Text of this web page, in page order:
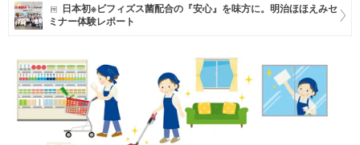
美容・ファッション
お仕事
住まい
マネー
日本初※ビフィズス菌配合の『安心』を味方に。明治ほほえみセ
ミナー体験レポート